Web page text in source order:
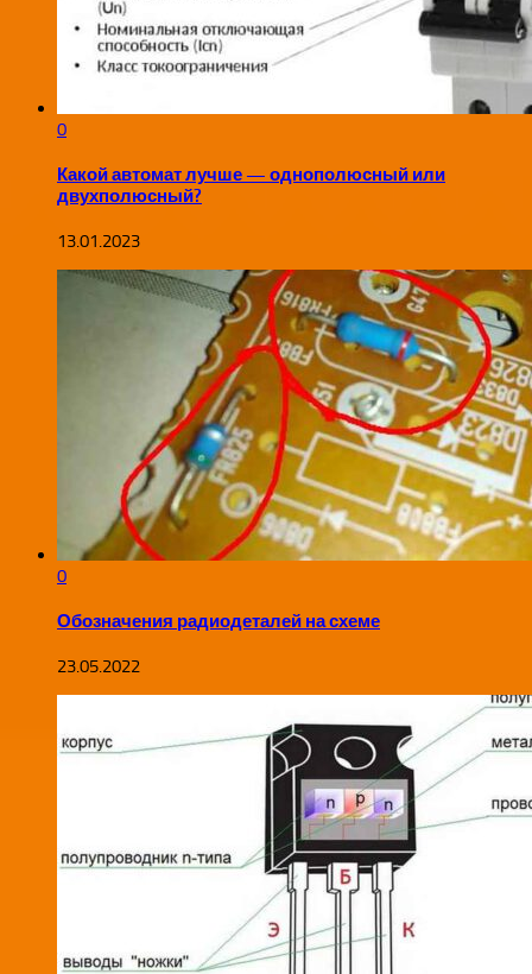
0
Какой автомат лучше — однополюсный или
двухполюсный?
13.01.2023
0
Обозначения радиодеталей на схеме
23.05.2022